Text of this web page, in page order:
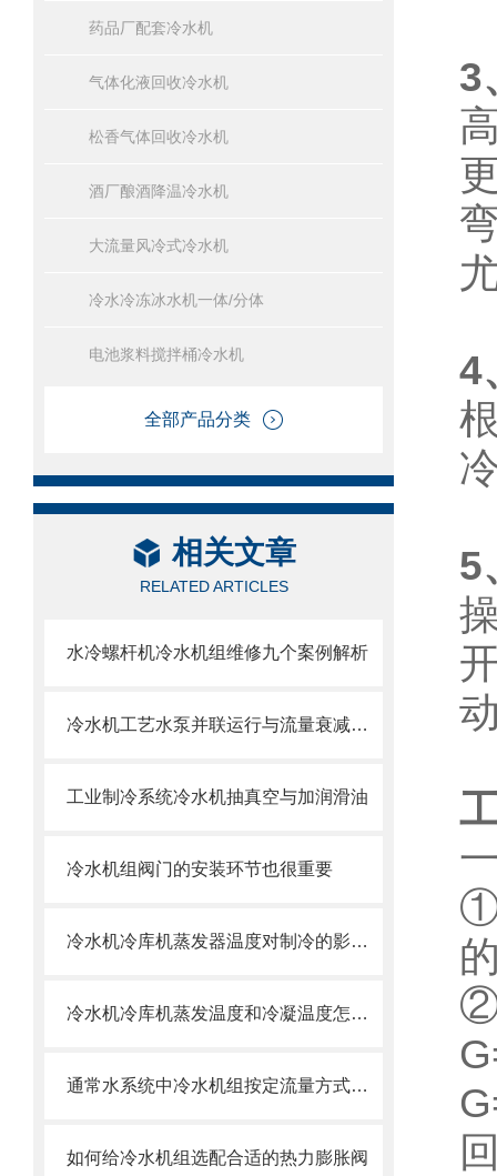
药品厂配套冷水机
气体化液回收冷水机
松香气体回收冷水机
酒厂酿酒降温冷水机
大流量风冷式冷水机
冷水冷冻冰水机一体/分体
电池浆料搅拌桶冷水机
全部产品分类
相关文章
RELATED ARTICLES
水冷螺杆机冷水机组维修九个案例解析
冷水机工艺水泵并联运行与流量衰减问题
工业制冷系统冷水机抽真空与加润滑油
冷水机组阀门的安装环节也很重要
冷水机冷库机蒸发器温度对制冷的影响与调节
冷水机冷库机蒸发温度和冷凝温度怎么确定
通常水系统中冷水机组按定流量方式运行
如何给冷水机组选配合适的热力膨胀阀
3
4
5
①
②